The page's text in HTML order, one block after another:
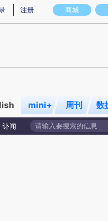
存在偏差。不代表财新观点和立场
商城
注册
mini+ 周刊 数
讣闻